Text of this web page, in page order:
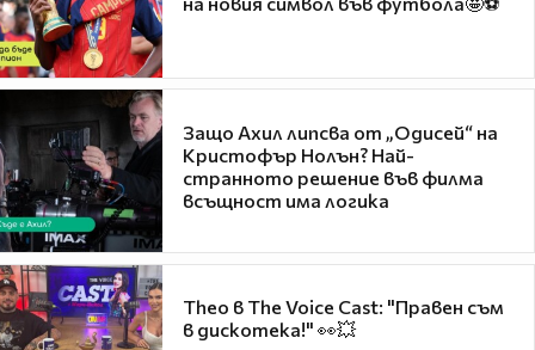
Защо Ахил липсва от „Одисей“ на
Кристофър Нолън? Най-
странното решение във филма
всъщност има логика
Theo в The Voice Cast: "Правен съм
в дискотека!" 👀💥